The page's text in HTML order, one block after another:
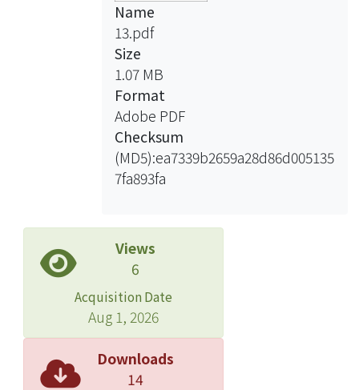
Name
13.pdf
Size
1.07 MB
Format
Adobe PDF
Checksum
(MD5):ea7339b2659a28d86d005135
7fa893fa
Views
6
Acquisition Date
Aug 1, 2026
Downloads
14